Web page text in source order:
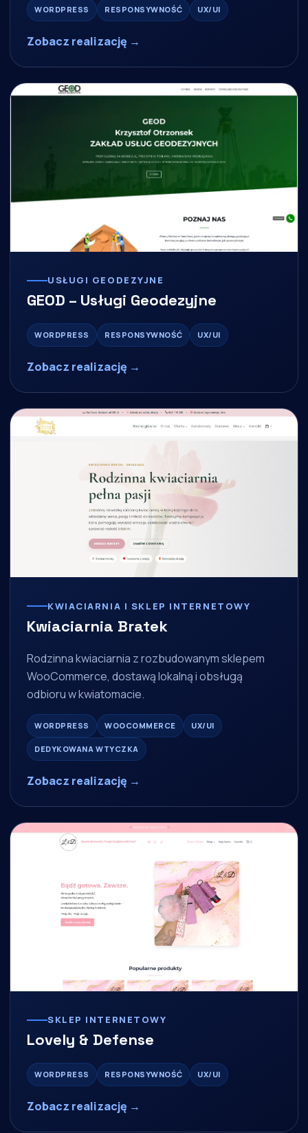
WORDPRESS RESPONSYWNOŚĆ UX/UI
Zobacz realizację →
USŁUGI GEODEZYJNE
GEOD – Usługi Geodezyjne
WORDPRESS RESPONSYWNOŚĆ UX/UI
Zobacz realizację →
KWIACIARNIA I SKLEP INTERNETOWY
Kwiaciarnia Bratek
Rodzinna kwiaciarnia z rozbudowanym sklepem
WooCommerce, dostawą lokalną i obsługą
odbioru w kwiatomacie.
WORDPRESS WOOCOMMERCE UX/UI
DEDYKOWANA WTYCZKA
Zobacz realizację →
SKLEP INTERNETOWY
Lovely & Defense
WORDPRESS RESPONSYWNOŚĆ UX/UI
Zobacz realizację →